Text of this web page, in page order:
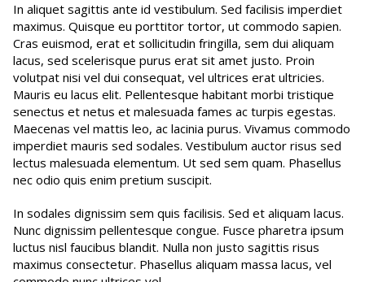
In aliquet sagittis ante id vestibulum. Sed facilisis imperdiet
maximus. Quisque eu porttitor tortor, ut commodo sapien.
Cras euismod, erat et sollicitudin fringilla, sem dui aliquam
lacus, sed scelerisque purus erat sit amet justo. Proin
volutpat nisi vel dui consequat, vel ultrices erat ultricies.
Mauris eu lacus elit. Pellentesque habitant morbi tristique
senectus et netus et malesuada fames ac turpis egestas.
Maecenas vel mattis leo, ac lacinia purus. Vivamus commodo
imperdiet mauris sed sodales. Vestibulum auctor risus sed
lectus malesuada elementum. Ut sed sem quam. Phasellus
nec odio quis enim pretium suscipit.
In sodales dignissim sem quis facilisis. Sed et aliquam lacus.
Nunc dignissim pellentesque congue. Fusce pharetra ipsum
luctus nisl faucibus blandit. Nulla non justo sagittis risus
maximus consectetur. Phasellus aliquam massa lacus, vel